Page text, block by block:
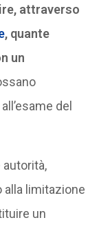
attraverso
, quante
un
del
alla limitazione
un